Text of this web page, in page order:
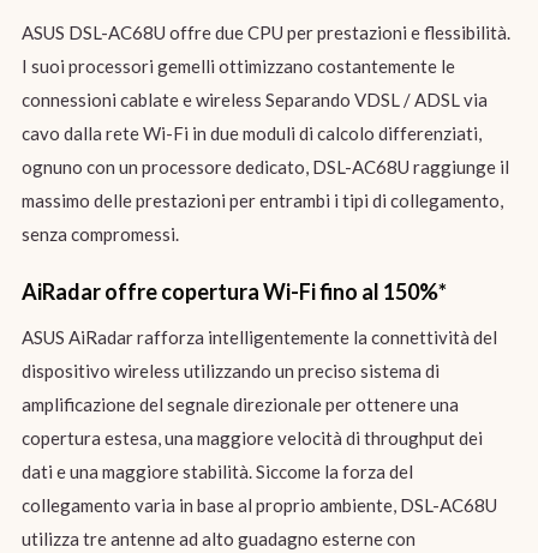
ASUS DSL-AC68U offre due CPU per prestazioni e flessibilità.
I suoi processori gemelli ottimizzano costantemente le
connessioni cablate e wireless Separando VDSL / ADSL via
cavo dalla rete Wi-Fi in due moduli di calcolo differenziati,
ognuno con un processore dedicato, DSL-AC68U raggiunge il
massimo delle prestazioni per entrambi i tipi di collegamento,
senza compromessi.
AiRadar offre copertura Wi-Fi fino al 150%*
ASUS AiRadar rafforza intelligentemente la connettività del
dispositivo wireless utilizzando un preciso sistema di
amplificazione del segnale direzionale per ottenere una
copertura estesa, una maggiore velocità di throughput dei
dati e una maggiore stabilità. Siccome la forza del
collegamento varia in base al proprio ambiente, DSL-AC68U
utilizza tre antenne ad alto guadagno esterne con